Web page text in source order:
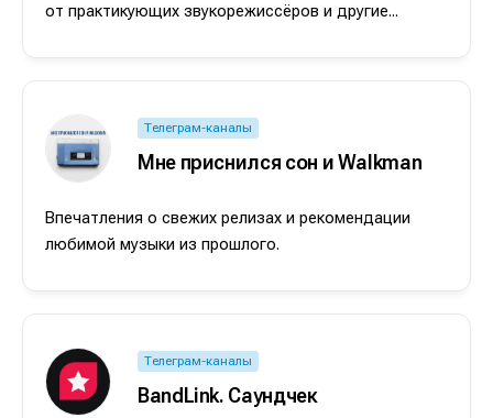
от практикующих звукорежиссёров и другие...
Телеграм-каналы
Мне приснился сон и Walkman
Впечатления о свежих релизах и рекомендации
любимой музыки из прошлого.
Телеграм-каналы
BandLink. Саундчек